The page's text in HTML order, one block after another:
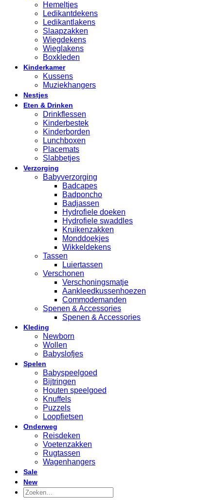
Hemeltjes
Ledikantdekens
Ledikantlakens
Slaapzakken
Wiegdekens
Wieglakens
Boxkleden
Kinderkamer
Kussens
Muziekhangers
Nestjes
Eten & Drinken
Drinkflessen
Kinderbestek
Kinderborden
Lunchboxen
Placemats
Slabbetjes
Verzorging
Babyverzorging
Badcapes
Badponcho
Badjassen
Hydrofiele doeken
Hydrofiele swaddles
Kruikenzakken
Monddoekjes
Wikkeldekens
Tassen
Luiertassen
Verschonen
Verschoningsmatje
Aankleedkussenhoezen
Commodemanden
Spenen & Accessories
Spenen & Accessories
Kleding
Newborn
Wollen
Babyslofjes
Spelen
Babyspeelgoed
Bijtringen
Houten speelgoed
Knuffels
Puzzels
Loopfietsen
Onderweg
Reisdeken
Voetenzakken
Rugtassen
Wagenhangers
Sale
New
Zoeken